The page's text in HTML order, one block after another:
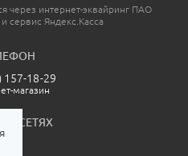
через интернет-эквайринг ПАО
сервис Яндекс.Касса
157-18-29
магазин